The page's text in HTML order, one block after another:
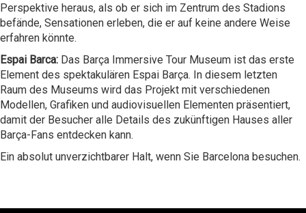
Perspektive heraus, als ob er sich im Zentrum des Stadions
befände, Sensationen erleben, die er auf keine andere Weise
erfahren könnte.
Espai Barca: Das Barça Immersive Tour Museum ist das erste
Element des spektakulären Espai Barça. In diesem letzten
Raum des Museums wird das Projekt mit verschiedenen
Modellen, Grafiken und audiovisuellen Elementen präsentiert,
damit der Besucher alle Details des zukünftigen Hauses aller
Barça-Fans entdecken kann.
Ein absolut unverzichtbarer Halt, wenn Sie Barcelona besuchen.